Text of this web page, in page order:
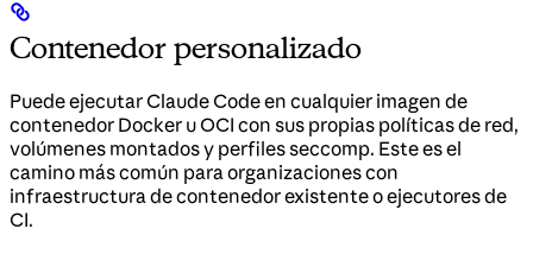
Contenedor personalizado
Puede ejecutar Claude Code en cualquier imagen de
contenedor Docker u OCI con sus propias políticas de red,
volúmenes montados y perfiles seccomp. Este es el
camino más común para organizaciones con
infraestructura de contenedor existente o ejecutores de
CI.